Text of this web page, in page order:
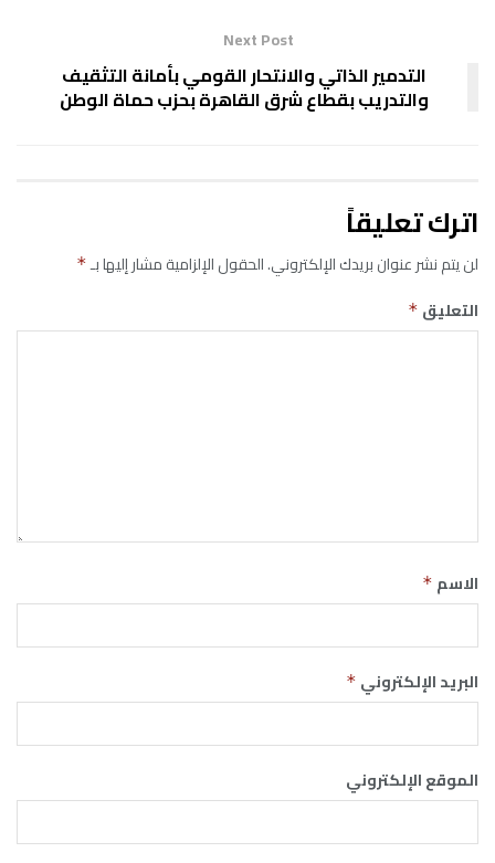
Next Post
التدمير الذاتي والانتحار القومي بأمانة التثقيف
والتدريب بقطاع شرق القاهرة بحزب حماة الوطن
اترك تعليقاً
لن يتم نشر عنوان بريدك الإلكتروني.الحقول الإلزامية مشار إليها بـ*
التعليق *
الاسم *
البريد الإلكتروني *
الموقع الإلكتروني